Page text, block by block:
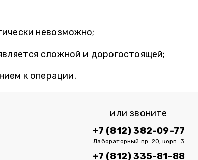
невозможно;
сложной и дорогостоящей;
к операции.
или звоните
+7 (812) 382-09-77
Лабораторный пр. 20, корп. 3
+7 (812) 335-81-88